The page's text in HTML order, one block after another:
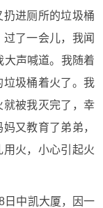
进厕所的垃圾桶
了一会儿，我闻
大声喊道。我随着
圾桶着火了。我
被我灭完了，幸
又教育了弟弟，
火，小心引起火
日中凯大厦，因一